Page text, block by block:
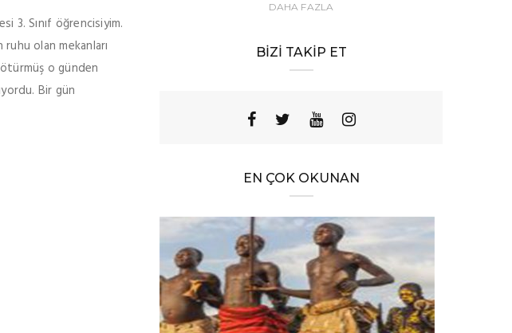
3. Sınıf öğrencisiyim.
ruhu olan mekanları
o günden
Bir gün
DAHA FAZLA
BIZI TAKIP ET
EN ÇOK OKUNAN